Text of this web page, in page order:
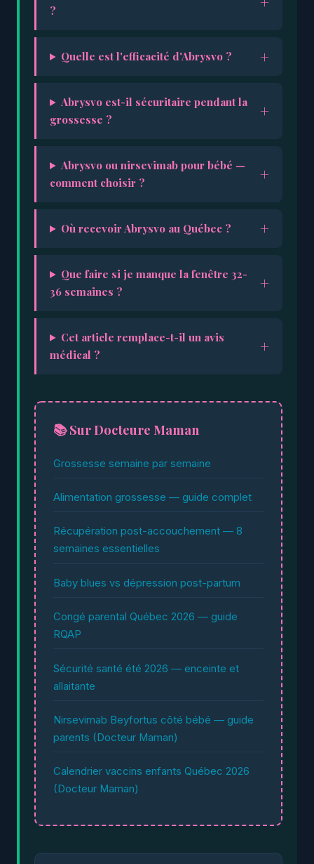
?
Quelle est l'efficacité d'Abrysvo ?
Abrysvo est-il sécuritaire pendant la
grossesse ?
Abrysvo ou nirsevimab pour bébé —
comment choisir ?
Où recevoir Abrysvo au Québec ?
Que faire si je manque la fenêtre 32-
36 semaines ?
Cet article remplace-t-il un avis
médical ?
📚 Sur Docteure Maman
Grossesse semaine par semaine
Alimentation grossesse — guide complet
Récupération post-accouchement — 8
semaines essentielles
Baby blues vs dépression post-partum
Congé parental Québec 2026 — guide
RQAP
Sécurité santé été 2026 — enceinte et
allaitante
Nirsevimab Beyfortus côté bébé — guide
parents (Docteur Maman)
Calendrier vaccins enfants Québec 2026
(Docteur Maman)